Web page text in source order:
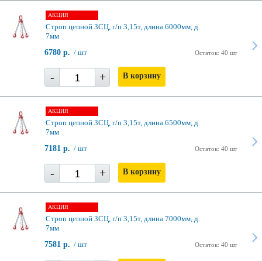
АКЦИЯ
Строп цепной 3СЦ, г/п 3,15т, длина 6000мм, д.
7мм
Остаток: 40 шт
6780 р. / шт
- + В корзину
АКЦИЯ
Строп цепной 3СЦ, г/п 3,15т, длина 6500мм, д.
7мм
Остаток: 40 шт
7181 р. / шт
- + В корзину
АКЦИЯ
Строп цепной 3СЦ, г/п 3,15т, длина 7000мм, д.
7мм
Остаток: 40 шт
7581 р. / шт